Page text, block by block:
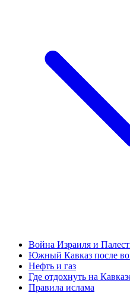
Война Израиля и
Южный Кавказ после
Нефть и газ
Где отдохнуть на
Правила ислама